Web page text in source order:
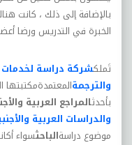
بالإضافة إلى ذلك ، كانت
الخبرة في التدريس ورضا
تَملكشركة دراسة لخدمات
والترجمة
بأحدثالمراجع العربية
والدراسات العربية
موضوع دراسةالباحثسواء